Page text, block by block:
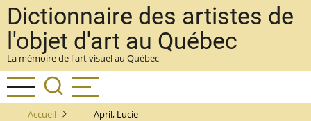
Aller
au
contenu
principal
Dictionnaire des artistes de
l'objet d'art au Québec
La mémoire de l'art visuel au Québec
Accueil April, Lucie